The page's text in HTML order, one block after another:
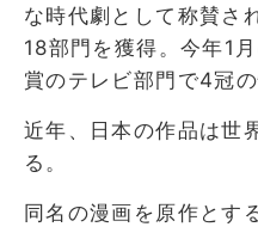
な時代劇として称賛さ
18部門を獲得。今年1
賞のテレビ部門で4冠の
近年、日本の作品は世
る。
同名の漫画を原作とす